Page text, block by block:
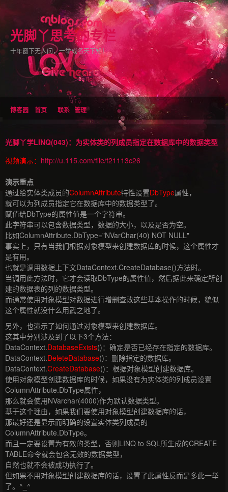
光脚丫思考的专栏
十年窗下无人问，一举成名天下知！
博客园 首页 联系 管理
光脚丫学LINQ(043)：为实体类的列成员指定在数据库中的数据类型
视频演示： http://u.115.com/file/f21113c26
演示重点
通过给实体类成员的ColumnAttribute特性设置DbType属性，
就可以为列成员指定它在数据库中的数据类型了。
赋值给DbType的属性值是一个字符串。
此字符串可以包含数据类型，数据的大小，以及是否为空。
比如ColumnAttribute.DbType="NVarChar(40) NOT NULL"
事实上，只有当我们根据对象模型来创建数据库的时候，这个属性才
是有用。
也就是调用数据上下文DataContext.CreateDatabase()方法时。
当调用此方法时，它才会读取DbType的属性值，然后据此来确定所创
建的数据表的列的数据类型。
而通常使用对象模型对数据进行增删查改这些基本操作的时候，貌似
这个属性就没什么用武之地了。
另外，也演示了如何通过对象模型来创建数据库。
这其中分别涉及到了以下3个方法：
DataContext.DatabaseExists()：确定是否已经存在指定的数据库。
DataContext.DeleteDatabase()：删除指定的数据库。
DataContext.CreateDatabase()：根据对象模型创建数据库。
使用对象模型创建数据库的时候，如果没有为实体类的列成员设置
ColumnAttribute.DbType属性，
那么就会使用NVarchar(4000)作为默认数据类型。
基于这个理由，如果我们要使用对象模型创建数据库的话，
那最好还是显示而明确的设置实体类列成员的
ColumnAttribute.DbType。
而且一定要设置为有效的类型，否则LINQ to SQL所生成的CREATE
TABLE命令就会包含无效的数据类型，
自然也就不会被成功执行了。
但如果不用对象模型创建数据库的话，设置了此属性反而是多此一举
了。^_^